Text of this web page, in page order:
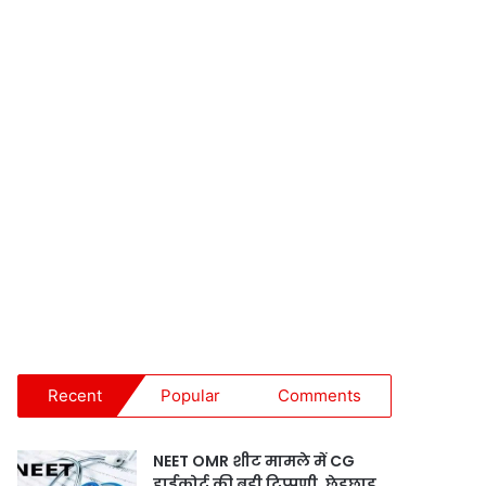
Recent Popular Comments
NEET OMR शीट मामले में CG